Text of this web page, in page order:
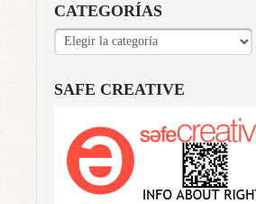
CATEGORÍAS
CATEGORÍAS
SAFE CREATIVE